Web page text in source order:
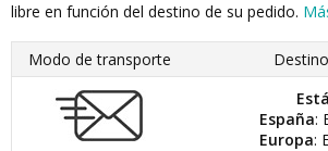
libre en función del destino de su pedido.
Modo de transporte
España:
Europa: